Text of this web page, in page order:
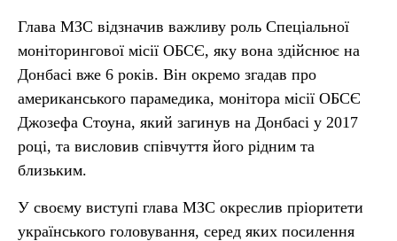
Глава МЗС відзначив важливу роль Спеціальної
моніторингової місії ОБСЄ, яку вона здійснює на
Донбасі вже 6 років. Він окремо згадав про
американського парамедика, монітора місії ОБСЄ
Джозефа Стоуна, який загинув на Донбасі у 2017
році, та висловив співчуття його рідним та
близьким.
У своєму виступі глава МЗС окреслив пріоритети
українського головування, серед яких посилення